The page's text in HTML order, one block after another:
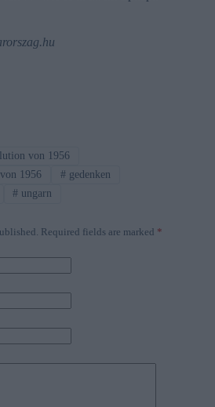
von 1956
1956 #gedenken
# ungarn
Required fields are marked *